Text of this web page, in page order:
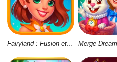
Fairyland : Fusion et Magie Merge